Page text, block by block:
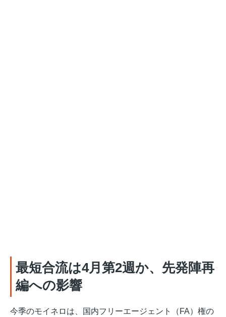
最短合流は4月第2週か、先発陣再
編への影響
今季のモイネロは、国内フリーエージェント（FA）権の